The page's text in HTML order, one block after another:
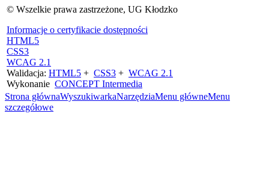
© Wszelkie prawa zastrzeżone, UG Kłodzko
Informacje o certyfikacie dostępności
HTML5
CSS3
WCAG 2.1
Walidacja: HTML5 + CSS3 + WCAG 2.1
Wykonanie CONCEPT Intermedia
Strona głównaWyszukiwarkaNarzędziaMenu główneMenu
szczegółowe